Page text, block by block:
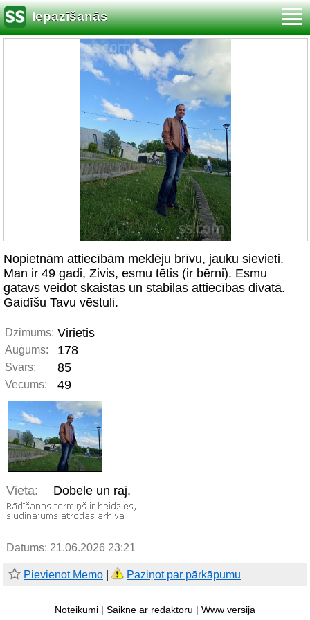
Iepazīšanās
Nopietnām attiecībām meklēju brīvu, jauku sievieti.
Man ir 49 gadi, Zivis, esmu tētis (ir bērni). Esmu
gatavs veidot skaistas un stabilas attiecības divatā.
Gaidīšu Tavu vēstuli.
Dzimums: Virietis
Augums: 178
Svars: 85
Vecums: 49
Vieta: Dobele un raj.
Datums: 21.06.2026 23:21
Pievienot Memo Paziņot par pārkāpumu
Noteikumi Saikne ar redaktoru Www versija